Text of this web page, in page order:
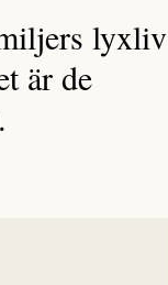
lyxliv
är de